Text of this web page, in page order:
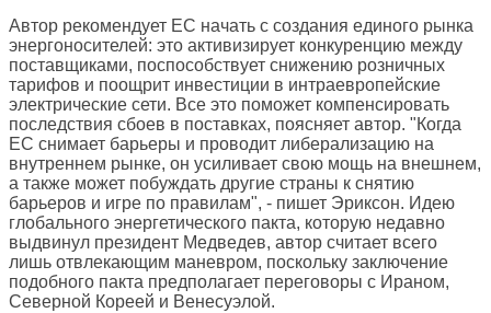
Автор рекомендует ЕС начать с создания единого рынка
энергоносителей: это активизирует конкуренцию между
поставщиками, поспособствует снижению розничных
тарифов и поощрит инвестиции в интраевропейские
электрические сети. Все это поможет компенсировать
последствия сбоев в поставках, поясняет автор. "Когда
ЕС снимает барьеры и проводит либерализацию на
внутреннем рынке, он усиливает свою мощь на внешнем,
а также может побуждать другие страны к снятию
барьеров и игре по правилам", - пишет Эриксон. Идею
глобального энергетического пакта, которую недавно
выдвинул президент Медведев, автор считает всего
лишь отвлекающим маневром, поскольку заключение
подобного пакта предполагает переговоры с Ираном,
Северной Кореей и Венесуэлой.